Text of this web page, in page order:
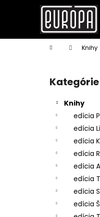
Domov Knihy
Preskočiť
kategórie
Kategórie
Knihy
edícia
edícia
edícia
edícia
edícia
edícia
edícia
edícia
í
Späť
do
Späť
do